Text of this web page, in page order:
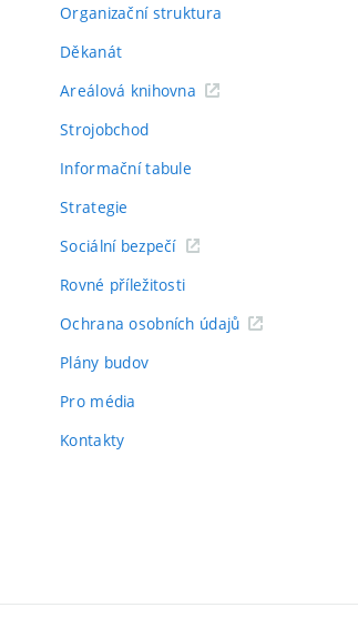
Organizační struktura
Děkanát
Areálová knihovna
Strojobchod
Informační tabule
Strategie
Sociální bezpečí
Rovné příležitosti
Ochrana osobních údajů
Plány budov
Pro média
Kontakty